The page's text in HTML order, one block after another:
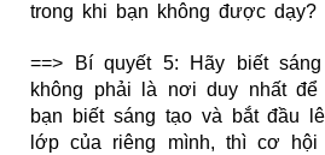
trong khi bạn không được dạy?
==> Bí quyết 5: Hãy biết
không phải là nơi duy nhất
bạn biết sáng tạo và bắt đầu
lớp của riêng mình, thì cơ